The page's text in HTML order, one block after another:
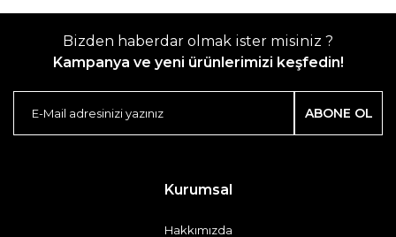
Bizden haberdar olmak ister misiniz ?
Kampanya ve yeni ürünlerimizi keşfedin!
ABONE OL
Kurumsal
Hakkımızda